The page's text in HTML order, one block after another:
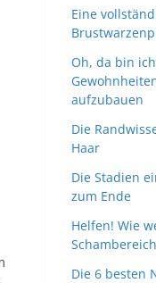
Eine
Oh, da bin
aufzubauen
Die
Haar
Die Stadien
zum Ende
Helfen! Wie
Die 6 besten